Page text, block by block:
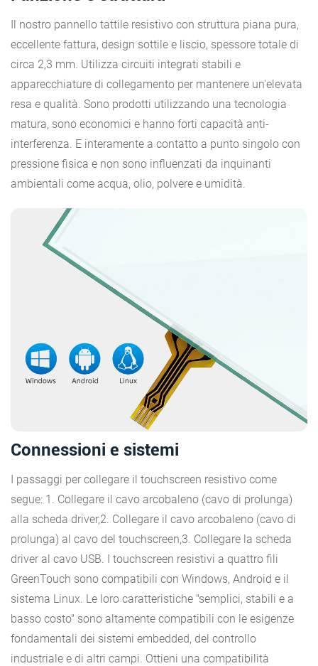
Il nostro pannello tattile resistivo con struttura piana pura,
eccellente fattura, design sottile e liscio, spessore totale di
circa 2,3 mm. Utilizza circuiti integrati stabili e
apparecchiature di collegamento per mantenere un'elevata
resa e qualità. Sono prodotti utilizzando una tecnologia
matura, sono economici e hanno forti capacità anti-
interferenza. E interamente a contatto a punto singolo con
pressione fisica e non sono influenzati da inquinanti
ambientali come acqua, olio, polvere e umidità.
Connessioni e sistemi
I passaggi per collegare il touchscreen resistivo come
segue: 1. Collegare il cavo arcobaleno (cavo di prolunga)
alla scheda driver,2. Collegare il cavo arcobaleno (cavo di
prolunga) al cavo del touchscreen,3. Collegare la scheda
driver al cavo USB. I touchscreen resistivi a quattro fili
GreenTouch sono compatibili con Windows, Android e il
sistema Linux. Le loro caratteristiche "semplici, stabili e a
basso costo" sono altamente compatibili con le esigenze
fondamentali dei sistemi embedded, del controllo
industriale e di altri campi. Ottieni una compatibilità